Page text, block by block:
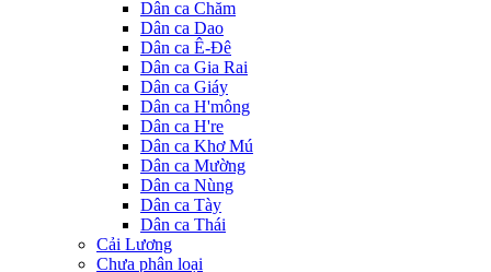
Dân ca Chăm
Dân ca Dao
Dân ca Ê-Đê
Dân ca Gia Rai
Dân ca Giáy
Dân ca H'mông
Dân ca H're
Dân ca Khơ Mú
Dân ca Mường
Dân ca Nùng
Dân ca Tày
Dân ca Thái
Cải Lương
Chưa phân loại